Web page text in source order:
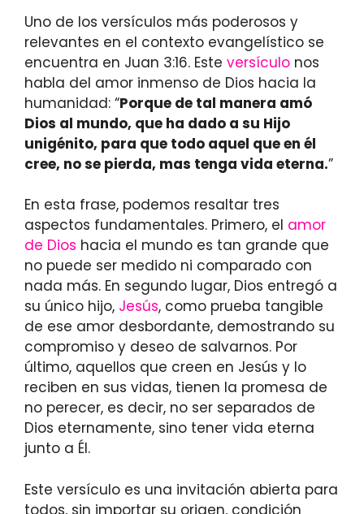
Uno de los versículos más poderosos y
relevantes en el contexto evangelístico se
encuentra en Juan 3:16. Este versículo nos
habla del amor inmenso de Dios hacia la
humanidad: “Porque de tal manera amó
Dios al mundo, que ha dado a su Hijo
unigénito, para que todo aquel que en él
cree, no se pierda, mas tenga vida eterna.”
En esta frase, podemos resaltar tres
aspectos fundamentales. Primero, el amor
de Dios hacia el mundo es tan grande que
no puede ser medido ni comparado con
nada más. En segundo lugar, Dios entregó a
su único hijo, Jesús, como prueba tangible
de ese amor desbordante, demostrando su
compromiso y deseo de salvarnos. Por
último, aquellos que creen en Jesús y lo
reciben en sus vidas, tienen la promesa de
no perecer, es decir, no ser separados de
Dios eternamente, sino tener vida eterna
junto a Él.
Este versículo es una invitación abierta para
todos, sin importar su origen, condición